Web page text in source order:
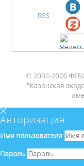
RSS
© 2002-2026
"Казанская
Авторизация
Имя пользователя
Пароль